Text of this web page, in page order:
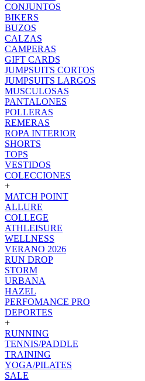
CONJUNTOS
BIKERS
BUZOS
CALZAS
CAMPERAS
GIFT CARDS
JUMPSUITS CORTOS
JUMPSUITS LARGOS
MUSCULOSAS
PANTALONES
POLLERAS
REMERAS
ROPA INTERIOR
SHORTS
TOPS
VESTIDOS
COLECCIONES
+
MATCH POINT
ALLURE
COLLEGE
ATHLEISURE
WELLNESS
VERANO 2026
RUN DROP
STORM
URBANA
HAZEL
PERFOMANCE PRO
DEPORTES
+
RUNNING
TENNIS/PADDLE
TRAINING
YOGA/PILATES
SALE